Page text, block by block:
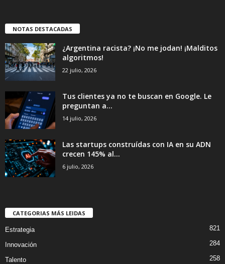
NOTAS DESTACADAS
¿Argentina racista? ¡No me jodan! ¡Malditos
algoritmos!
22 julio, 2026
Tus clientes ya no te buscan en Google. Le
preguntan a...
14 julio, 2026
Las startups construídas con IA en su ADN
crecen 145% al...
6 julio, 2026
CATEGORIAS MÁS LEIDAS
Estrategia 821
Innovación 284
Talento 258